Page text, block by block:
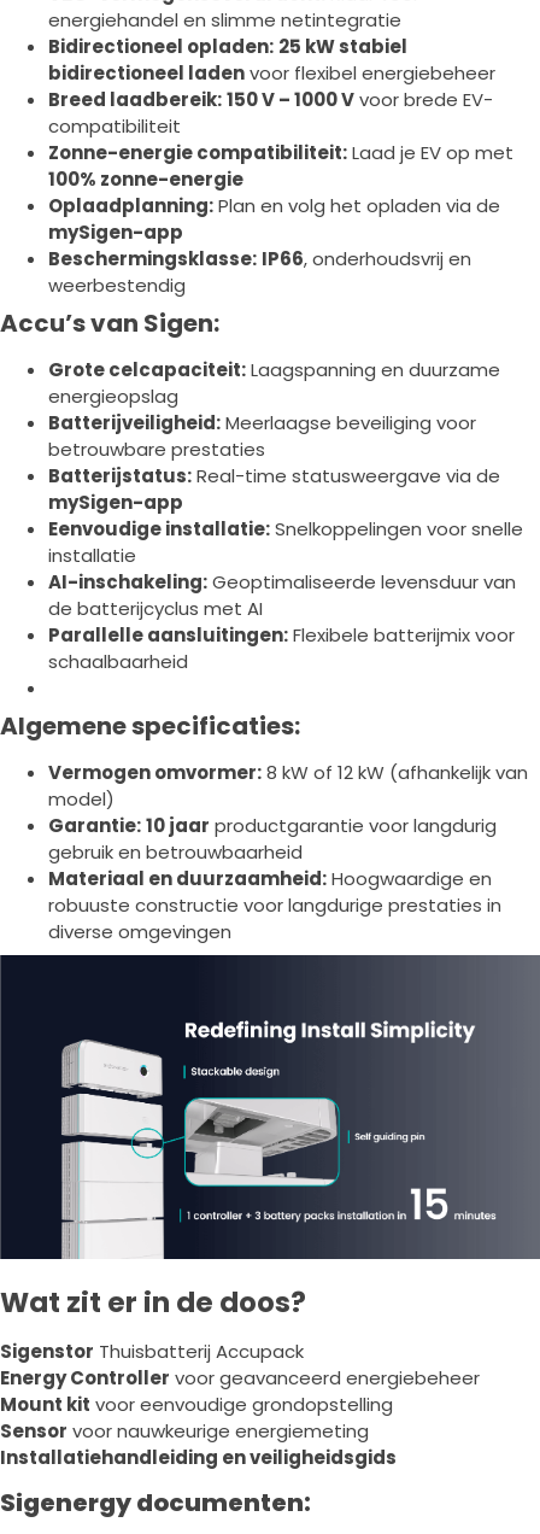
energiehandel en slimme netintegratie
Bidirectioneel opladen: 25 kW stabiel
bidirectioneel ladenvoor flexibel energiebeheer
Breed laadbereik:150 V – 1000 Vvoor brede EV-
compatibiliteit
Zonne-energie compatibiliteit:Laad je EV op met
100% zonne-energie
Oplaadplanning:Plan en volg het opladen via de
mySigen-app
Beschermingsklasse: IP66, onderhoudsvrij en
weerbestendig
Accu’s van Sigen:
Grote celcapaciteit:Laagspanning en duurzame
energieopslag
Batterijveiligheid:Meerlaagse beveiliging voor
betrouwbare prestaties
Batterijstatus:Real-time statusweergave via de
mySigen-app
Eenvoudige installatie:Snelkoppelingen voor snelle
installatie
AI-inschakeling:Geoptimaliseerde levensduur van
de batterijcyclus met AI
Parallelle aansluitingen:Flexibele batterijmix voor
schaalbaarheid
Algemene specificaties:
Vermogen omvormer:8 kW of 12 kW (afhankelijk van
model)
Garantie:10 jaar productgarantie voor langdurig
gebruik en betrouwbaarheid
Materiaal en duurzaamheid:Hoogwaardige en
robuuste constructie voor langdurige prestaties in
diverse omgevingen
Wat zit er in de doos?
Sigenstor Thuisbatterij Accupack
Energy Controller voor geavanceerd energiebeheer
Mount kit voor eenvoudige grondopstelling
Sensor voor nauwkeurige energiemeting
Installatiehandleiding en veiligheidsgids
Sigenergy documenten: